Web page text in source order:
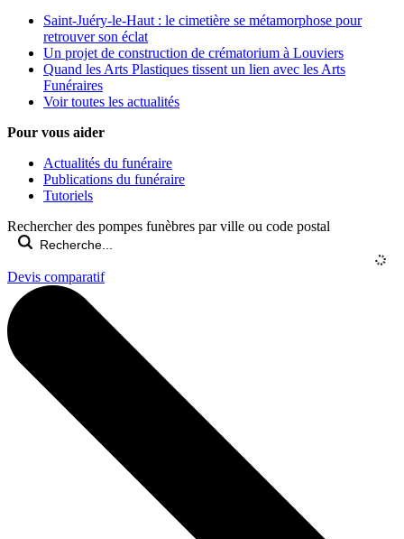
Saint-Juéry-le-Haut : le cimetière se métamorphose pour
retrouver son éclat
Un projet de construction de crématorium à Louviers
Quand les Arts Plastiques tissent un lien avec les Arts
Funéraires
Voir toutes les actualités
Pour vous aider
Actualités du funéraire
Publications du funéraire
Tutoriels
Rechercher des pompes funèbres par ville ou code postal
Devis comparatif